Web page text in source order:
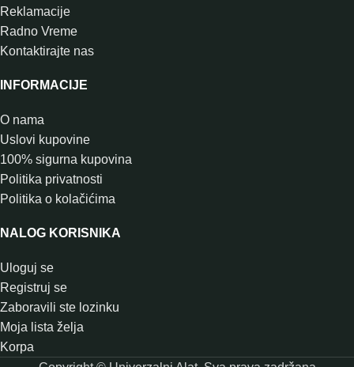
Reklamacije
Radno Vreme
Kontaktirajte nas
INFORMACIJE
O nama
Uslovi kupovine
100% sigurna kupovina
Politika privatnosti
Politika o kolačićima
NALOG KORISNIKA
Uloguj se
Registruj se
Zaboravili ste lozinku
Moja lista želja
Korpa